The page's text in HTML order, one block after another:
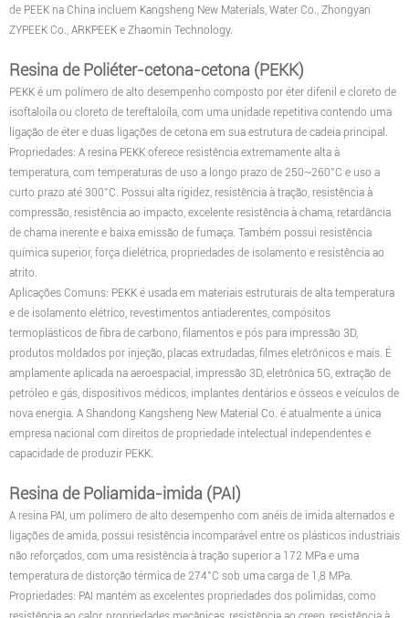
de PEEK na China incluem Kangsheng New Materials, Water Co., Zhongyan
ZYPEEK Co., ARKPEEK e Zhaomin Technology.
Resina de Poliéter-cetona-cetona (PEKK)
PEKK é um polímero de alto desempenho composto por éter difenil e cloreto de
isoftaloíla ou cloreto de tereftaloíla, com uma unidade repetitiva contendo uma
ligação de éter e duas ligações de cetona em sua estrutura de cadeia principal.
Propriedades: A resina PEKK oferece resistência extremamente alta à
temperatura, com temperaturas de uso a longo prazo de 250~260°C e uso a
curto prazo até 300°C. Possui alta rigidez, resistência à tração, resistência à
compressão, resistência ao impacto, excelente resistência à chama, retardância
de chama inerente e baixa emissão de fumaça. Também possui resistência
química superior, força dielétrica, propriedades de isolamento e resistência ao
atrito.
Aplicações Comuns: PEKK é usada em materiais estruturais de alta temperatura
e de isolamento elétrico, revestimentos antiaderentes, compósitos
termoplásticos de fibra de carbono, filamentos e pós para impressão 3D,
produtos moldados por injeção, placas extrudadas, filmes eletrônicos e mais. É
amplamente aplicada na aeroespacial, impressão 3D, eletrônica 5G, extração de
petróleo e gás, dispositivos médicos, implantes dentários e ósseos e veículos de
nova energia. A Shandong Kangsheng New Material Co. é atualmente a única
empresa nacional com direitos de propriedade intelectual independentes e
capacidade de produzir PEKK.
Resina de Poliamida-imida (PAI)
A resina PAI, um polímero de alto desempenho com anéis de imida alternados e
ligações de amida, possui resistência incomparável entre os plásticos industriais
não reforçados, com uma resistência à tração superior a 172 MPa e uma
temperatura de distorção térmica de 274°C sob uma carga de 1,8 MPa.
Propriedades: PAI mantém as excelentes propriedades dos polimidas, como